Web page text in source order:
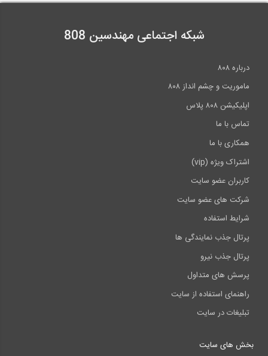
شبکه اجتماعی مهندسین 808
درباره ۸۰۸
ماموریت و چشم انداز ۸۰۸
اپلیکیشن ۸۰۸ پلاس
تماس با ما
همکاری با ما
اشتراک ویژه (vip)
کاربران عضو سایت
شرکت های عضو سایت
شرایط استفاده
پرتال جذب نمایندگی ها
پرتال جذب نیرو
پرسش های متداول
راهنمای استفاده از سایت
تبلیغات در سایت
بخش های سایت